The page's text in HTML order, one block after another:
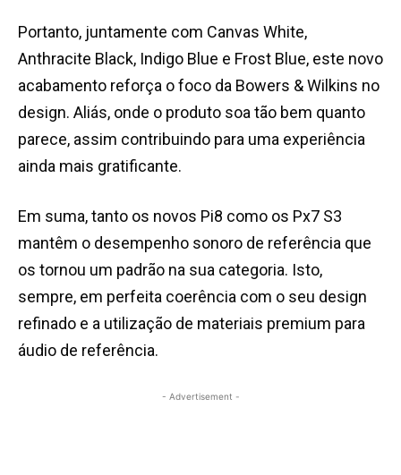
Portanto, juntamente com Canvas White,
Anthracite Black, Indigo Blue e Frost Blue, este novo
acabamento reforça o foco da Bowers & Wilkins no
design. Aliás, onde o produto soa tão bem quanto
parece, assim contribuindo para uma experiência
ainda mais gratificante.
Em suma, tanto os novos Pi8 como os Px7 S3
mantêm o desempenho sonoro de referência que
os tornou um padrão na sua categoria. Isto,
sempre, em perfeita coerência com o seu design
refinado e a utilização de materiais premium para
áudio de referência.
- Advertisement -